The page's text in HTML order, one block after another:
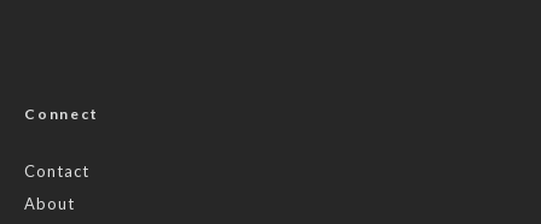
Connect
Contact
About